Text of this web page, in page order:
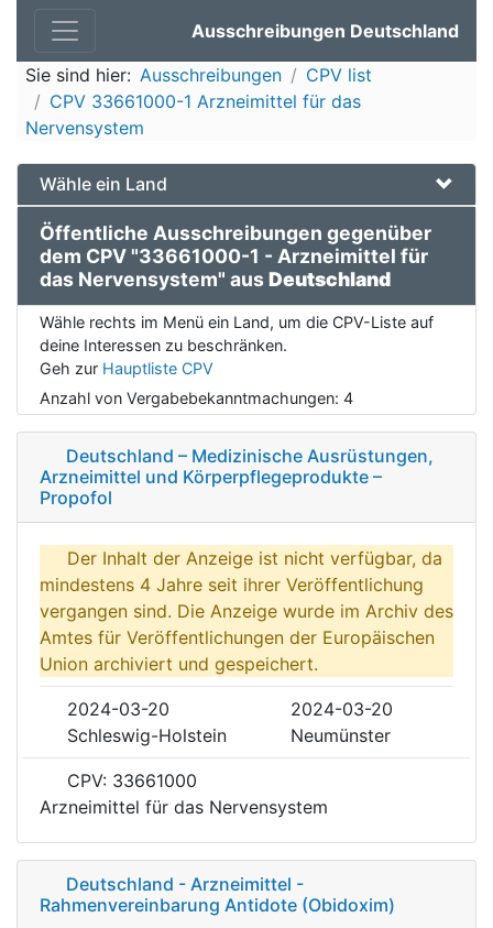
Ausschreibungen Deutschland
Sie sind hier: Ausschreibungen
CPV list
CPV 33661000-1 Arzneimittel für das
Nervensystem
Wähle ein Land
Öffentliche Ausschreibungen gegenüber
dem CPV "33661000-1 - Arzneimittel für
das Nervensystem" ausDeutschland
Wähle rechts im Menü ein Land, um die CPV-Liste auf
deine Interessen zu beschränken.
Geh zur Hauptliste CPV
Anzahl von Vergabebekanntmachungen: 4
Deutschland – Medizinische Ausrüstungen,
Arzneimittel und Körperpflegeprodukte –
Propofol
Der Inhalt der Anzeige ist nicht verfügbar, da
mindestens 4 Jahre seit ihrer Veröffentlichung
vergangen sind. Die Anzeige wurde im Archiv des
Amtes für Veröffentlichungen der Europäischen
Union archiviert und gespeichert.
2024-03-20
2024-03-20
Schleswig-Holstein
Neumünster
CPV: 33661000
Arzneimittel für das Nervensystem
Deutschland - Arzneimittel -
Rahmenvereinbarung Antidote (Obidoxim)